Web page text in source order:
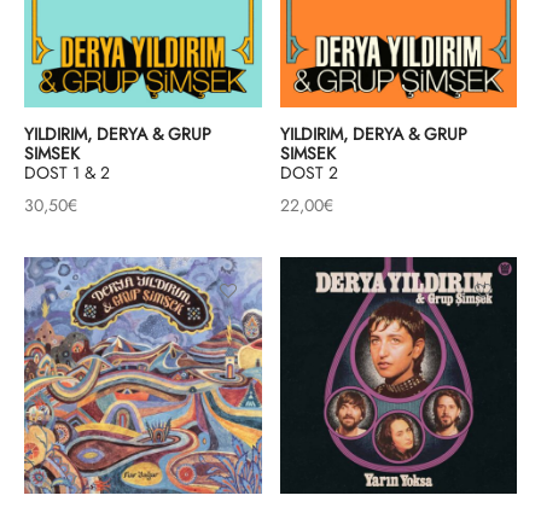
YILDIRIM, DERYA & GRUP
SIMSEK
DOST 1 & 2
30,50€
YILDIRIM, DERYA & GRUP
SIMSEK
DOST 2
22,00€